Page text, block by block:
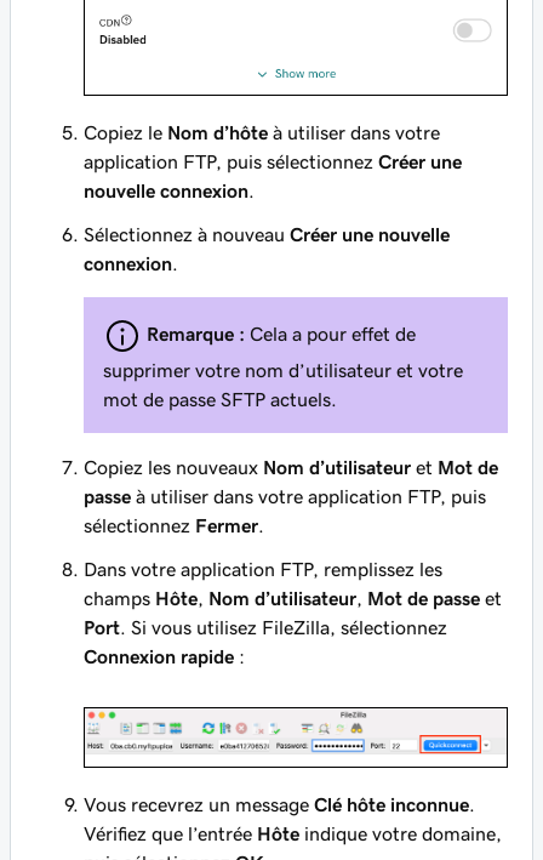
Copiez le Nom d’hôte à utiliser dans votre
application FTP, puis sélectionnez Créer une
nouvelle connexion
Sélectionnez à nouveau Créer une nouvelle
connexion
Remarque : Cela a pour effet de
supprimer votre nom d’utilisateur et votre
mot de passe SFTP actuels.
Copiez les nouveaux Nom d’utilisateur et Mot de
passe à utiliser dans votre application FTP, puis
sélectionnez Fermer
Dans votre application FTP, remplissez les
champs Hôte Nom d’utilisateur Mot de passe et
Port . Si vous utilisez FileZilla, sélectionnez
Connexion rapide :
Vous recevrez un message Clé hôte inconnue
Vérifiez que l’entrée Hôte indique votre domaine,